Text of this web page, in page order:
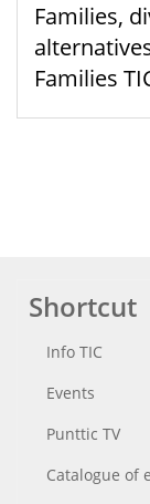
Families,
Families
Shortcut
Info TIC
Events
Punttic TV
Catalogue of